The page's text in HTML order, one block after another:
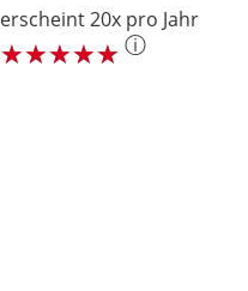
erscheint 20x pro Jahr
ⓘ